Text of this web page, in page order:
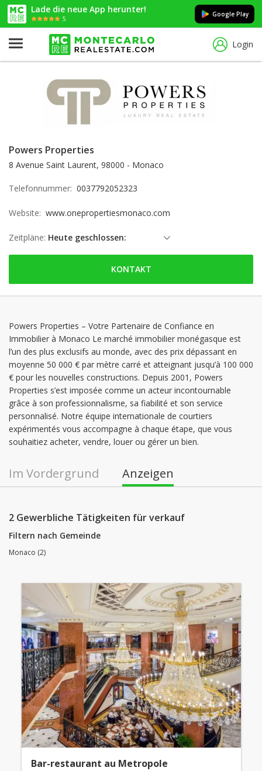
Lade die neue App herunter!
5
Google Play
Login
Powers Properties
8 Avenue Saint Laurent, 98000 - Monaco
Telefonnummer: 0037792052323
Website: www.onepropertiesmonaco.com
Zeitpläne: Heute geschlossen:
Samstag: geschlossen
Sonntag: geschlossen
Mittwoch: 09:00 - 18:00
Donnerstag: 09:00 - 18:00
Freitag: 09:00 - 18:00
KONTAKT
Powers Properties – Votre Partenaire de Confiance en
Immobilier à Monaco Le marché immobilier monégasque est
l’un des plus exclusifs au monde, avec des prix dépassant en
moyenne 50 000 € par mètre carré et atteignant jusqu’à 100 000
€ pour les nouvelles constructions. Depuis 2001, Powers
Properties s’est imposée comme un acteur incontournable
grâce à son professionnalisme, sa fiabilité et son service
personnalisé. Notre équipe internationale de courtiers
expérimentés vous accompagne à chaque étape, que vous
souhaitiez acheter, vendre, louer ou gérer un bien.
Im Vordergrund Anzeigen
2 Gewerbliche Tätigkeiten für verkauf
Filtern nach Gemeinde
Monaco (2)
Bar-restaurant au Metropole